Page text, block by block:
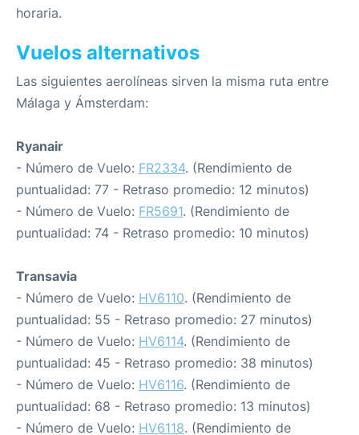
horaria.
Vuelos alternativos
Las siguientes aerolíneas sirven la misma ruta entre
Málaga y Ámsterdam:
Ryanair
- Número de Vuelo: FR2334. (Rendimiento de
puntualidad: 77 - Retraso promedio: 12 minutos)
- Número de Vuelo: FR5691. (Rendimiento de
puntualidad: 74 - Retraso promedio: 10 minutos)
Transavia
- Número de Vuelo: HV6110. (Rendimiento de
puntualidad: 55 - Retraso promedio: 27 minutos)
- Número de Vuelo: HV6114. (Rendimiento de
puntualidad: 45 - Retraso promedio: 38 minutos)
- Número de Vuelo: HV6116. (Rendimiento de
puntualidad: 68 - Retraso promedio: 13 minutos)
- Número de Vuelo: HV6118. (Rendimiento de